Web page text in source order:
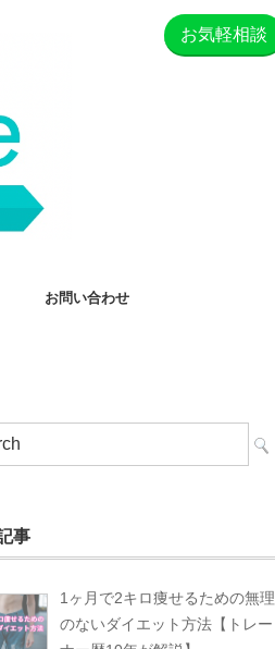
お気軽相談
お問い合わせ
事
1ヶ月で2キロ痩せるための無理
のないダイエット方法【トレー